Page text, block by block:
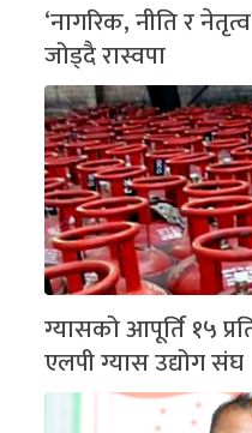
‘नागरिक, नीति र
जोड्दै रास्वपा
ग्यासको आपूर्ति १५
एलपी ग्यास उद्योग संघ